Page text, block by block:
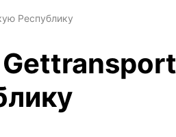
Республику